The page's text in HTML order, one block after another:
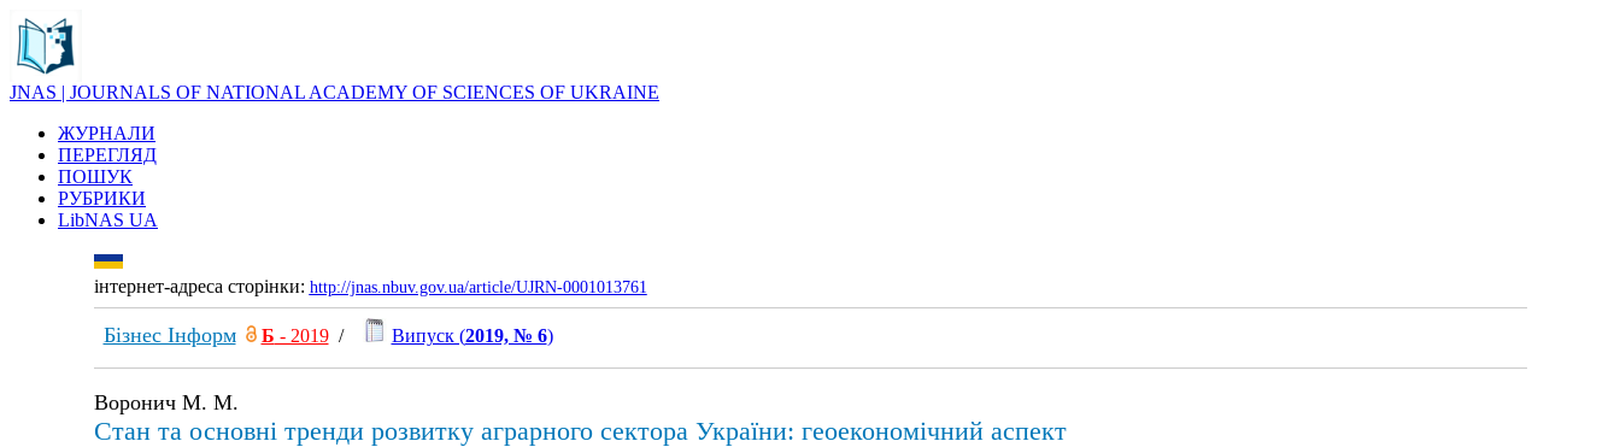
JNAS | JOURNALS OF NATIONAL ACADEMY OF SCIENCES OF UKRAINE
ЖУРНАЛИ
ПЕРЕГЛЯД
ПОШУК
РУБРИКИ
LibNAS UA
інтернет-адреса сторінки: http://jnas.nbuv.gov.ua/article/UJRN-0001013761
Бізнес Інформ Б - 2019/ Випуск (2019, № 6)
Воронич М. М.
Стан та основні тренди розвитку аграрного сектора України: геоекономічний аспект